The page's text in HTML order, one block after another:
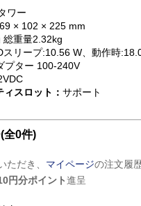
ワー
× 102 × 225 mm
総重量2.32kg
スリープ:10.56 W、動作時
プター 100-240V
スロット： サポート
全0件)
ただき、 マイページの注文履
円分ポイント進呈